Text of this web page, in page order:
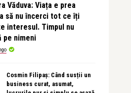
Văduva: Viața e prea
să nu încerci tot ce îți
interesul. Timpul nu
pe nimeni
Cosmin Filipaș: Când susții un
business curat, asumat,